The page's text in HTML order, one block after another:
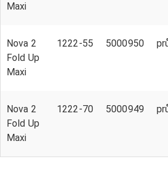
Maxi
Nova 2
Fold Up
Maxi
1222-55 5000950
Nova 2
Fold Up
Maxi
1222-70 5000949